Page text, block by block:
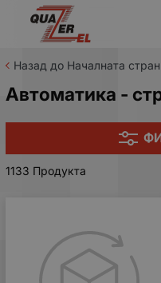
Назад до Началната
Автоматика -
1133 Продукта